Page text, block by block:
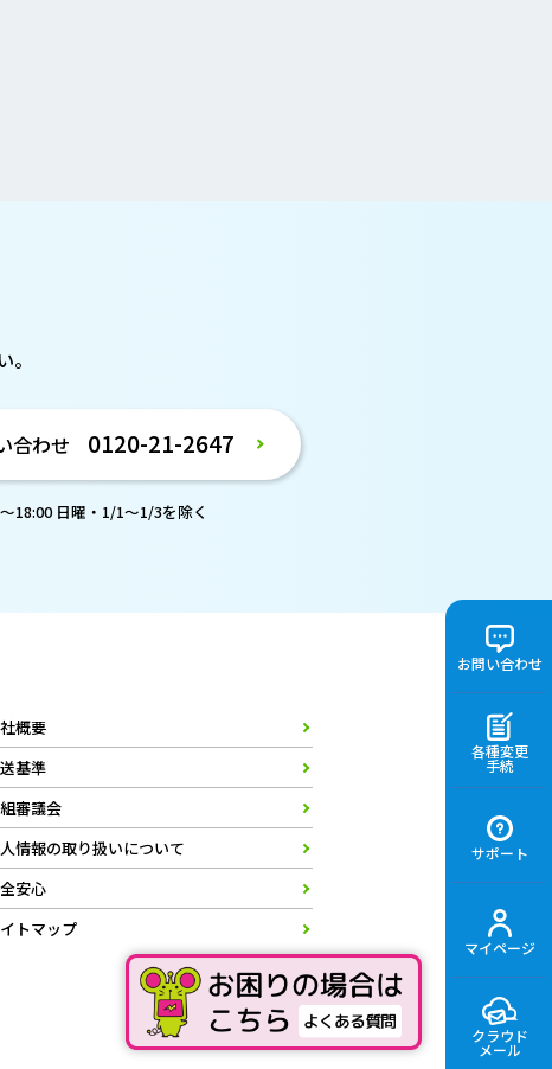
お問い合わせ
各種変更
手続
サポート
マイページ
クラウド
メール
合わせ 0120-21-2647
18:00 日曜・1/1～1/3を除く
概要
基準
審議会
情報の取り扱いについて
安心
トマップ